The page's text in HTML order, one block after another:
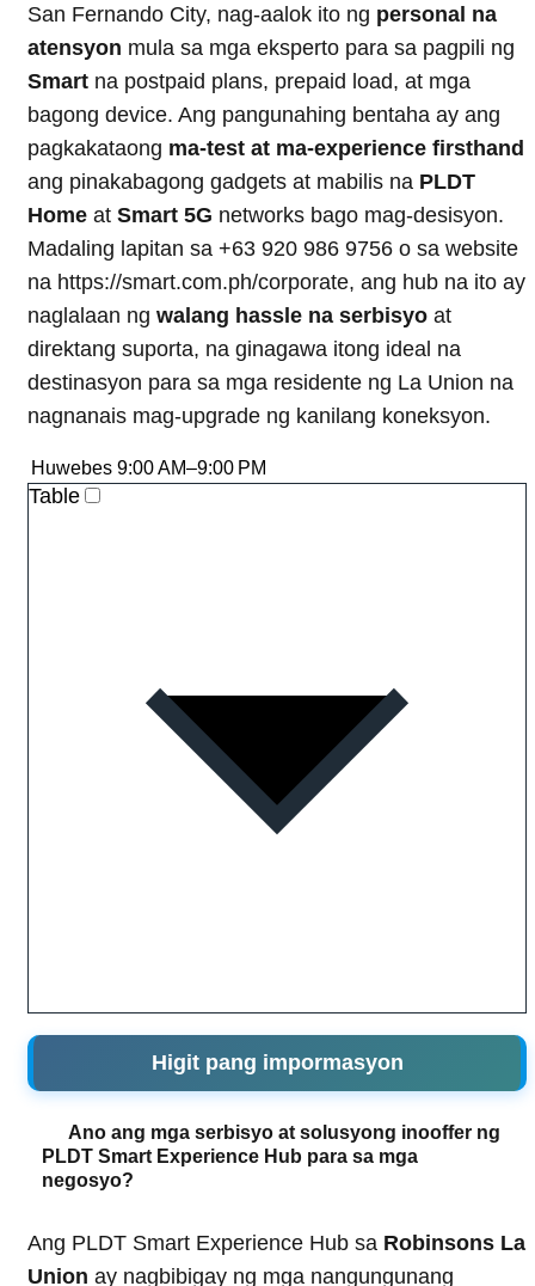
San Fernando City, nag-aalok ito ng personal na
atensyon mula sa mga eksperto para sa pagpili ng
Smart na postpaid plans, prepaid load, at mga
bagong device. Ang pangunahing bentaha ay ang
pagkakataong ma-test at ma-experience firsthand
ang pinakabagong gadgets at mabilis na PLDT
Home at Smart 5G networks bago mag-desisyon.
Madaling lapitan sa +63 920 986 9756 o sa website
na https://smart.com.ph/corporate, ang hub na ito ay
naglalaan ng walang hassle na serbisyo at
direktang suporta, na ginagawa itong ideal na
destinasyon para sa mga residente ng La Union na
nagnanais mag-upgrade ng kanilang koneksyon.
Huwebes 9:00 AM–9:00 PM
Table
Higit pang impormasyon
Ano ang mga serbisyo at solusyong inooffer ng
PLDT Smart Experience Hub para sa mga
negosyo?
Ang PLDT Smart Experience Hub sa Robinsons La
Union ay nagbibigay ng mga nangungunang